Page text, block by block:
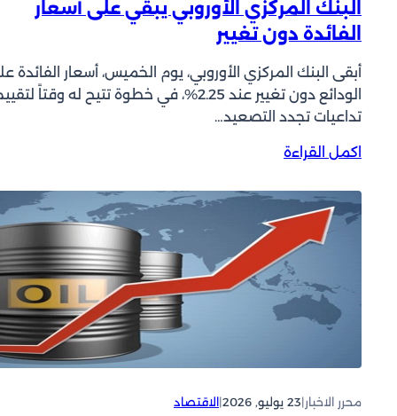
ا
س
أ
س
ب
ع
ة
م
ا
ح
ت
د
ل
البنك المركزي الأوروبي يبقي على أسعار
الفائدة دون تغيير
أبقى البنك المركزي الأوروبي، يوم الخميس، أسعار الفائدة
الودائع دون تغيير عند 2.25%، في خطوة تتيح له وقتاً
تداعيات تجدد التصعيد…
اكمل القراءة
:
ل
ك
ا
ل
م
ي
محرر الاخبار|23 يوليو, 2026 |الاقتصاد